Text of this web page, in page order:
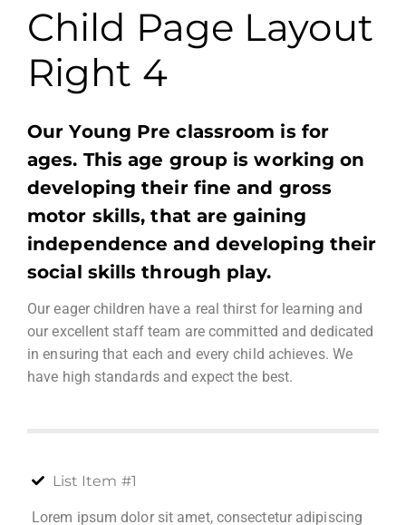
Child Page Layout
Right 4​
Our Young Pre classroom is for
ages. This age group is working on
developing their fine and gross
motor skills, that are gaining
independence and developing their
social skills through play.
Our eager children have a real thirst for learning and
our excellent staff team are committed and dedicated
in ensuring that each and every child achieves. We
have high standards and expect the best.
List Item #1
Lorem ipsum dolor sit amet, consectetur adipiscing